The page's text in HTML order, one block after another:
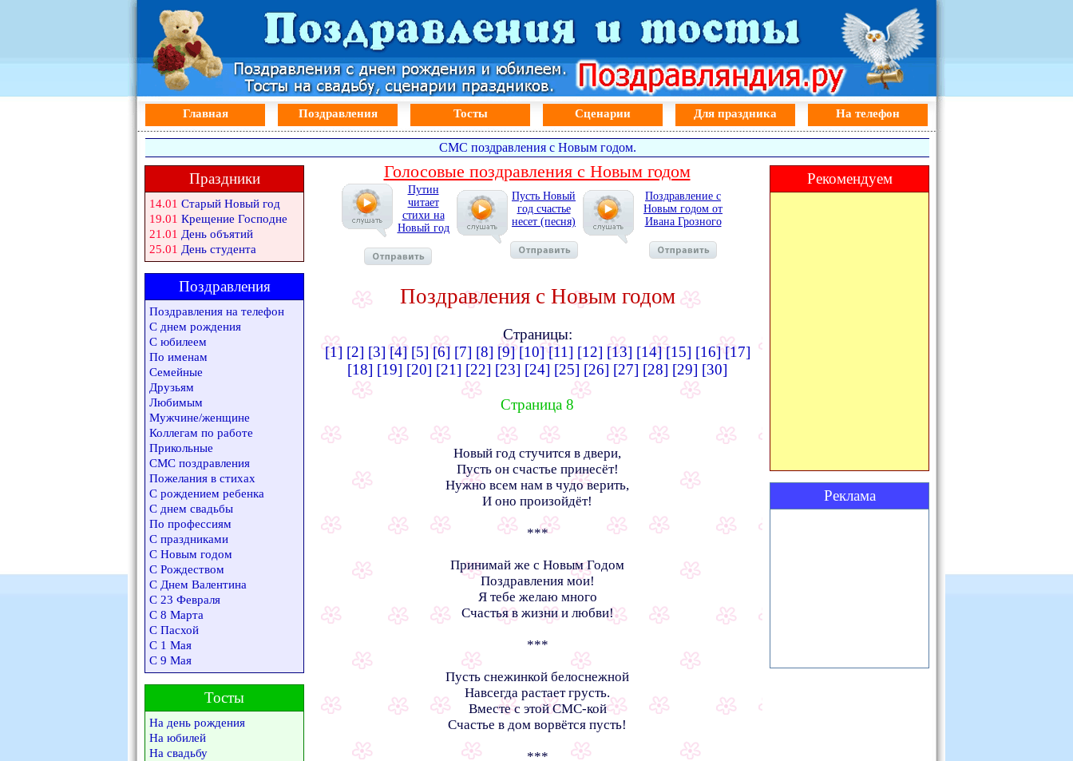
Главная Поздравления Тосты Сценарии Для праздника На телефон
СМС поздравления с Новым годом.
Голосовые поздравления с Новым годом
Путин
читает
стихи на
Новый год
Пусть Новый
год счастье
несет (песня)
Поздравление с
Новым годом от
Ивана Грозного
Поздравления с Новым годом
Страницы:
[1] [2] [3] [4] [5] [6] [7] [8] [9] [10] [11] [12] [13] [14] [15] [16] [17]
[18] [19] [20] [21] [22] [23] [24] [25] [26] [27] [28] [29] [30]
Страница 8
Новый год стучится в двери,
Пусть он счастье принесёт!
Нужно всем нам в чудо верить,
И оно произойдёт!
***
Принимай же с Новым Годом
Поздравления мои!
Я тебе желаю много
Счастья в жизни и любви!
***
Пусть снежинкой белоснежной
Навсегда растает грусть.
Вместе с этой СМС-кой
Счастье в дом ворвётся пусть!
***
Праздники
14.01 Старый Новый год
19.01 Крещение Господне
21.01 День объятий
25.01 День студента
Поздравления
Поздравления на телефон
С днем рождения
С юбилеем
По именам
Семейные
Друзьям
Любимым
Мужчине/женщине
Коллегам по работе
Прикольные
СМС поздравления
Пожелания в стихах
С рождением ребенка
С днем свадьбы
По профессиям
С праздниками
С Новым годом
С Рождеством
С Днем Валентина
С 23 Февраля
С 8 Марта
С Пасхой
С 1 Мая
С 9 Мая
Тосты
На день рождения
На юбилей
На свадьбу
Рекомендуем
Реклама